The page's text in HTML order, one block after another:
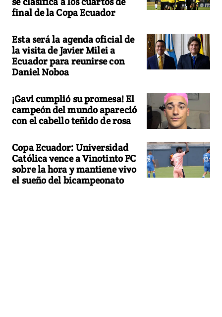
final de la Copa Ecuador
Esta será la agenda oficial de
la visita de Javier Milei a
Ecuador para reunirse con
Daniel Noboa
¡Gavi cumplió su promesa! El
campeón del mundo apareció
con el cabello teñido de rosa
Copa Ecuador: Universidad
Católica vence a Vinotinto FC
sobre la hora y mantiene vivo
el sueño del bicampeonato